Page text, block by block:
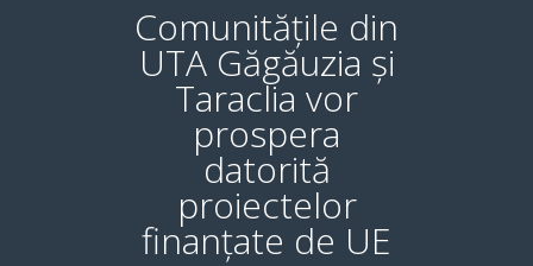
Comunitățile din
UTA Găgăuzia și
Taraclia vor
prospera
datorită
proiectelor
finanțate de UE